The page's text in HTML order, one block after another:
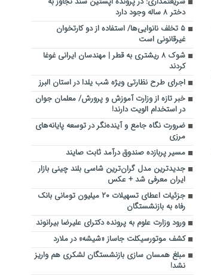
دختر ۸ ساله وجود دارد
۵ تخلف نانوایی‌ها/ استفاده از دو کارتخوان
غیرقانونی است
شوک ۸ ریشتری به قطر | مهندسان ایرانی غوغا
کردند
اجرای طرح نظارتی ویژه شب یلدا در استان البرز
خبر تازه از وزارت آموزش و پرورش/ معلمان جوان
در استخدام الویت دارند!
ضرورت نگاه جامع و آینده‌نگر در توسعه پایانه‌های
مرزی
مسیر پربازده صندوق درآمد ثابت صایند
جدیدترین مدل گران‌ترین شاسی بلند چینی بازار
ایران معرفی شد + عکس
جزئیات اعطای تسهیلات ۲۰ میلیون تومانی بانک
رفاه به بازنشستگان
ورود وزارت علوم به پرونده دکترای علیرضا بیرانوند
کشف موتورسیکلت جاساز «شیشه‌» در ملارد
مبلغ همسان سازی بازنشستگان لشکری هم واریز
نشد!